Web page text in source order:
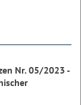
Nr. 05/2023 -